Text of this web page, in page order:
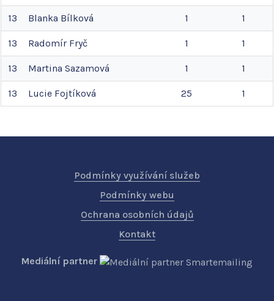
13 Blanka Bílková 1 1
13 Radomír Fryč 1 1
13 Martina Sazamová 1 1
13 Lucie Fojtíková 25 1
Podmínky využívání služeb
Podmínky webu
Ochrana osobních údajů
Kontakt
Mediální partner